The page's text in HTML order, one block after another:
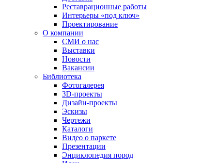
Реставрационные работы
Интерьеры «под ключ»
Проектирование
О компании
СМИ о нас
Выставки
Новости
Вакансии
Библиотека
Фотогалерея
3D-проекты
Дизайн-проекты
Эскизы
Чертежи
Каталоги
Видео о паркете
Презентации
Энциклопедия пород